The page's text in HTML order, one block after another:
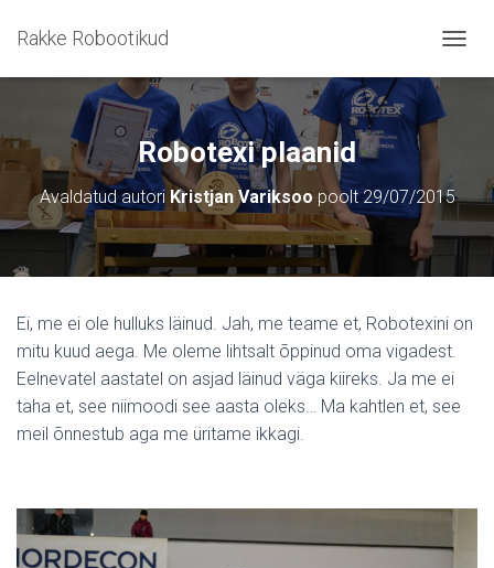
Rakke Robootikud
O
A
V
I
I
N
Robotexi plaanid
Avaldatud autori Kristjan Variksoo poolt29/07/2015
Ei, me ei ole hulluks läinud. Jah, me teame et, Robotexini on
mitu kuud aega. Me oleme lihtsalt õppinud oma vigadest.
Eelnevatel aastatel on asjad läinud väga kiireks. Ja me ei
taha et, see niimoodi see aasta oleks… Ma kahtlen et, see
meil õnnestub aga me üritame ikkagi.